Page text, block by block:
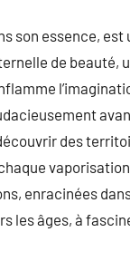
son essence, est
de beauté,
des
enracinées
les âges, à